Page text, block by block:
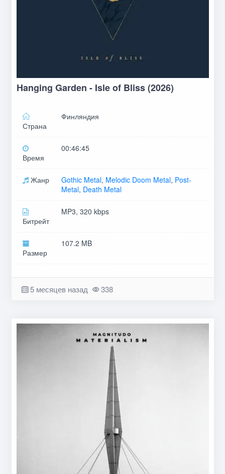
Hanging Garden - Isle of Bliss (2026)
Страна
Финляндия
Время
00:46:45
Жанр Gothic Metal, Melodic Doom Metal, Post-
Metal, Death Metal
Битрейт
MP3, 320 kbps
Размер
107.2 MB
5 месяцев назад 338